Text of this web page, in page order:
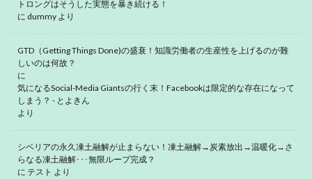
トロングはそうした実態を暴き続ける！
に dummy より
GTD（Getting Things Done)の盛衰！知識労働者の生産性を上げるのが難
しいのは何故？
に
気になるSocial-Media Giantsの行く末！Facebookは限定的な存在になって
しまう？ - とよきん
より
シベリアの永久凍土融解が止まらない！凍土融解→炭素放出→温暖化→さ
らなる凍土融解･･･無限ループ完成？
に テスト より